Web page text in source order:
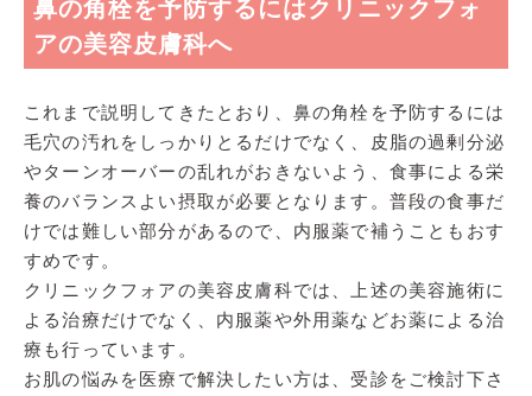
鼻の角栓を予防するにはクリニックフォ
アの美容皮膚科へ
これまで説明してきたとおり、鼻の角栓を予防するには
毛穴の汚れをしっかりとるだけでなく、皮脂の過剰分泌
やターンオーバーの乱れがおきないよう、食事による栄
養のバランスよい摂取が必要となります。普段の食事だ
けでは難しい部分があるので、内服薬で補うこともおす
すめです。
クリニックフォアの美容皮膚科では、上述の美容施術に
よる治療だけでなく、内服薬や外用薬などお薬による治
療も行っています。
お肌の悩みを医療で解決したい方は、受診をご検討下さ